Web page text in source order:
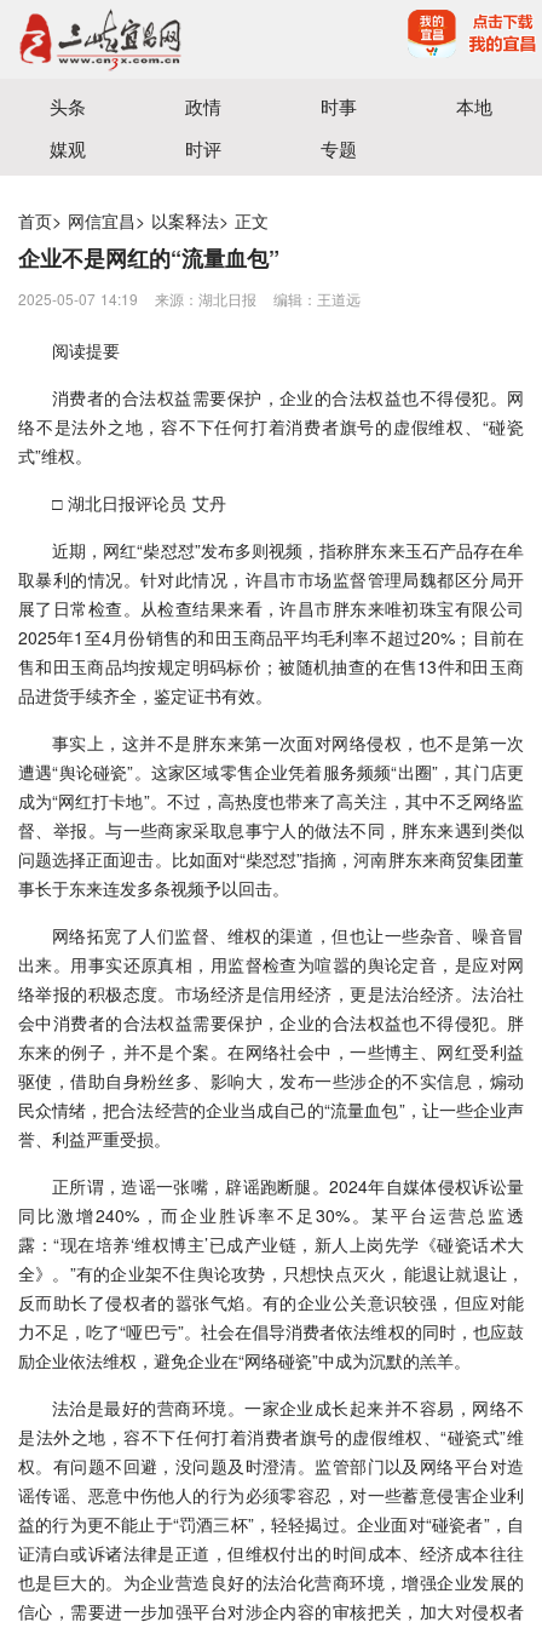
宜昌三峡融媒体中心主办
头条 政情 时事
本地
媒观
时评 专题
首页> 网信宜昌> 以案释法> 正文
企业不是网红的“流量血包”
2025-05-07 14:19 来源：湖北日报 编辑：王道远
阅读提要
消费者的合法权益需要保护，企业的合法权益也不得侵犯。网
络不是法外之地，容不下任何打着消费者旗号的虚假维权、“碰瓷
式”维权。
□ 湖北日报评论员 艾丹
近期，网红“柴怼怼”发布多则视频，指称胖东来玉石产品存在牟
取暴利的情况。针对此情况，许昌市市场监督管理局魏都区分局开
展了日常检查。从检查结果来看，许昌市胖东来唯初珠宝有限公司
2025年1至4月份销售的和田玉商品平均毛利率不超过20%；目前在
售和田玉商品均按规定明码标价；被随机抽查的在售13件和田玉商
品进货手续齐全，鉴定证书有效。
事实上，这并不是胖东来第一次面对网络侵权，也不是第一次
遭遇“舆论碰瓷”。这家区域零售企业凭着服务频频“出圈”，其门店更
成为“网红打卡地”。不过，高热度也带来了高关注，其中不乏网络监
督、举报。与一些商家采取息事宁人的做法不同，胖东来遇到类似
问题选择正面迎击。比如面对“柴怼怼”指摘，河南胖东来商贸集团董
事长于东来连发多条视频予以回击。
网络拓宽了人们监督、维权的渠道，但也让一些杂音、噪音冒
出来。用事实还原真相，用监督检查为喧嚣的舆论定音，是应对网
络举报的积极态度。市场经济是信用经济，更是法治经济。法治社
会中消费者的合法权益需要保护，企业的合法权益也不得侵犯。胖
东来的例子，并不是个案。在网络社会中，一些博主、网红受利益
驱使，借助自身粉丝多、影响大，发布一些涉企的不实信息，煽动
民众情绪，把合法经营的企业当成自己的“流量血包”，让一些企业声
誉、利益严重受损。
正所谓，造谣一张嘴，辟谣跑断腿。2024年自媒体侵权诉讼量
同比激增240%，而企业胜诉率不足30%。某平台运营总监透
露：“现在培养‘维权博主’已成产业链，新人上岗先学《碰瓷话术大
全》。”有的企业架不住舆论攻势，只想快点灭火，能退让就退让，
反而助长了侵权者的嚣张气焰。有的企业公关意识较强，但应对能
力不足，吃了“哑巴亏”。社会在倡导消费者依法维权的同时，也应鼓
励企业依法维权，避免企业在“网络碰瓷”中成为沉默的羔羊。
法治是最好的营商环境。一家企业成长起来并不容易，网络不
是法外之地，容不下任何打着消费者旗号的虚假维权、“碰瓷式”维
权。有问题不回避，没问题及时澄清。监管部门以及网络平台对造
谣传谣、恶意中伤他人的行为必须零容忍，对一些蓄意侵害企业利
益的行为更不能止于“罚酒三杯”，轻轻揭过。企业面对“碰瓷者”，自
证清白或诉诸法律是正道，但维权付出的时间成本、经济成本往往
也是巨大的。为企业营造良好的法治化营商环境，增强企业发展的
信心，需要进一步加强平台对涉企内容的审核把关，加大对侵权者